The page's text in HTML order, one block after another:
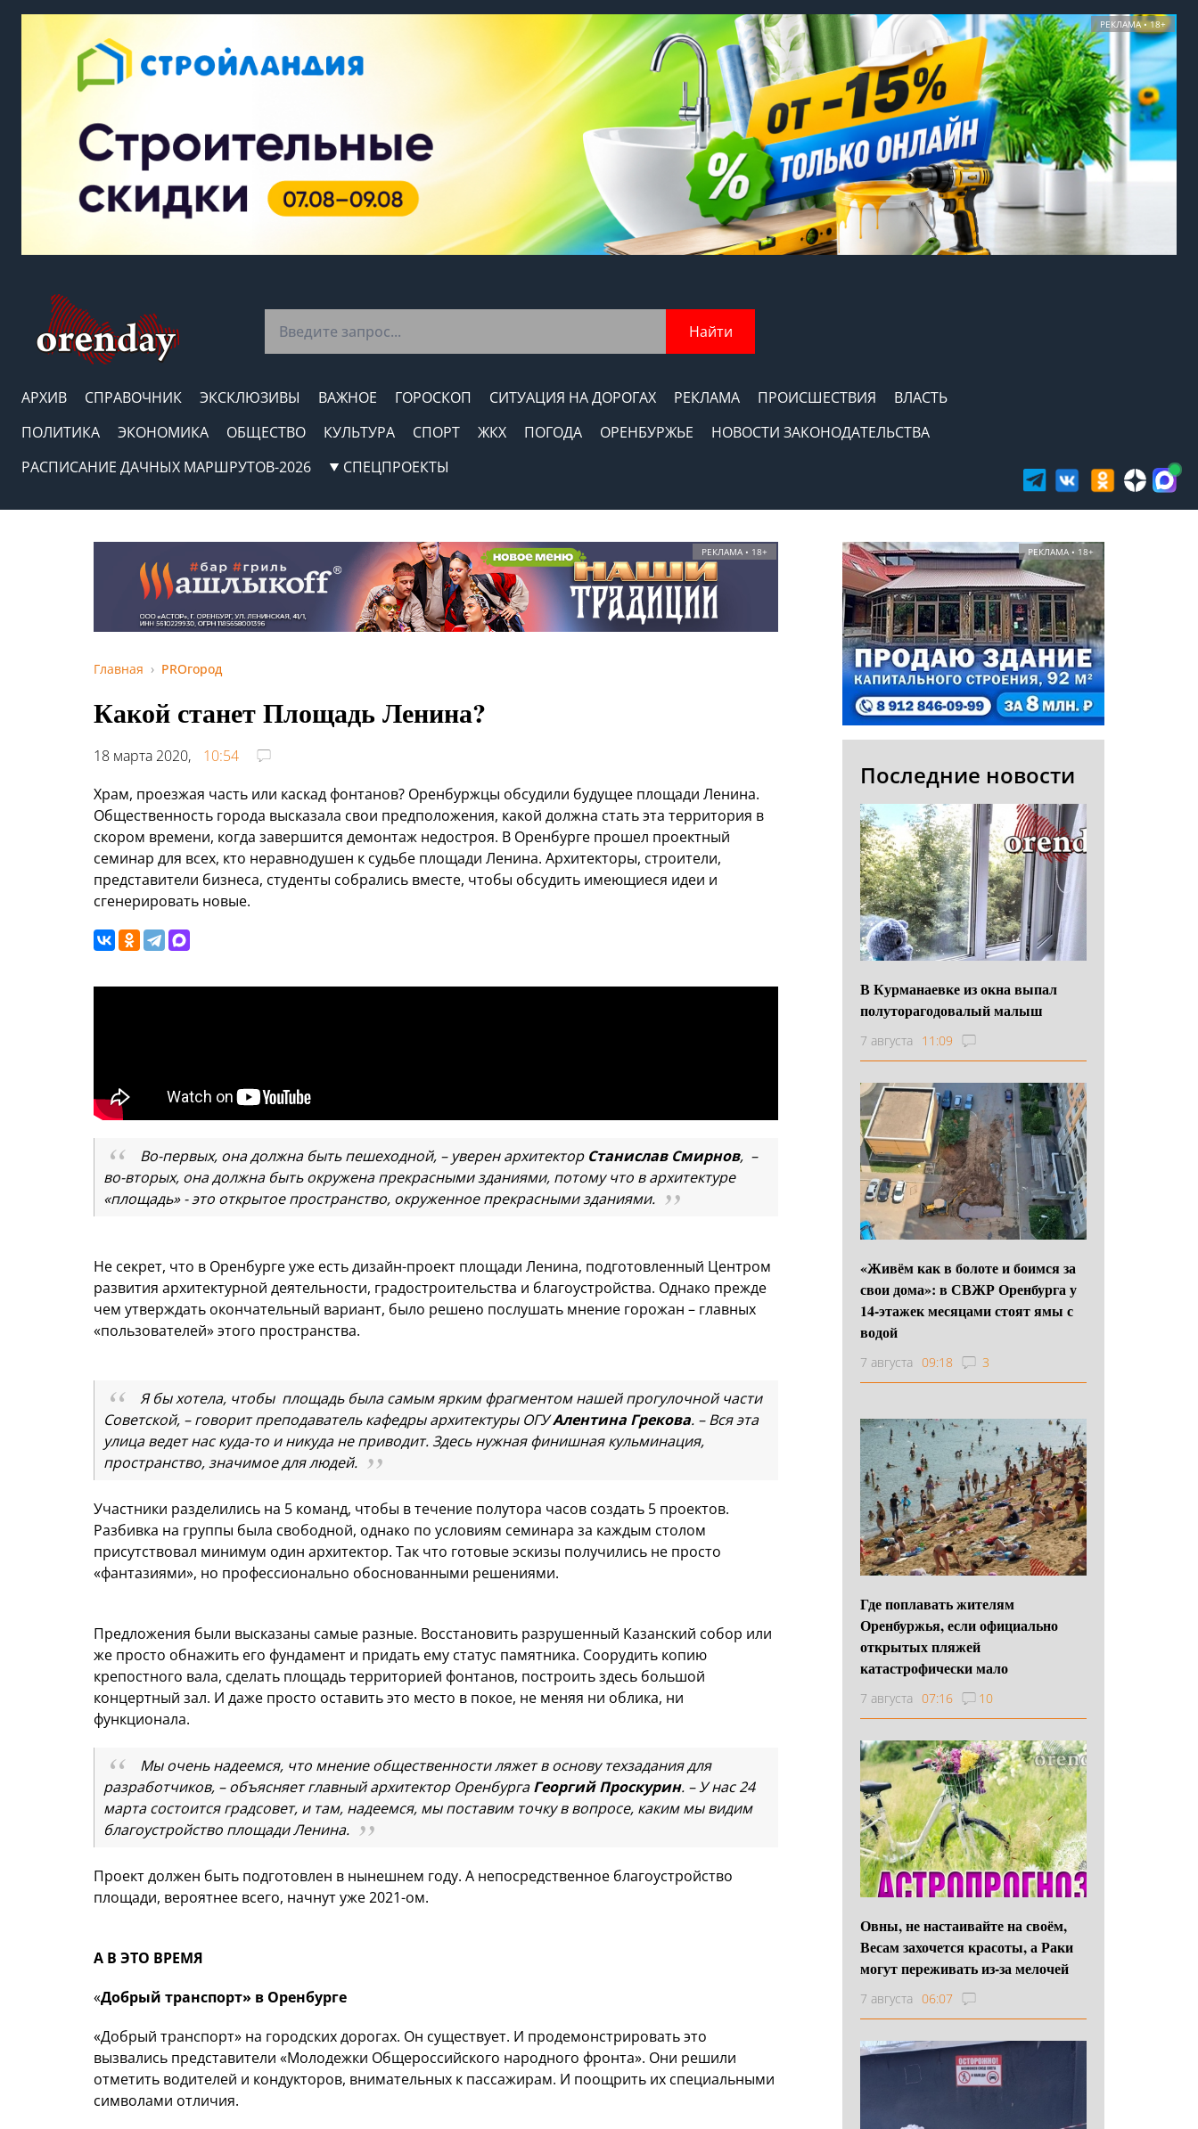
РЕКЛАМА • 18+
Найти
АРХИВ СПРАВОЧНИК ЭКСКЛЮЗИВЫ ВАЖНОЕ ГОРОСКОП СИТУАЦИЯ НА ДОРОГАХ РЕКЛАМА ПРОИСШЕСТВИЯ
ВЛАСТЬ
ПОЛИТИКА
ЭКОНОМИКА ОБЩЕСТВО КУЛЬТУРА СПОРТ ЖКХ ПОГОДА ОРЕНБУРЖЬЕ
НОВОСТИ ЗАКОНОДАТЕЛЬСТВА
РАСПИСАНИЕ ДАЧНЫХ МАРШРУТОВ-2026
СПЕЦПРОЕКТЫ
РЕКЛАМА • 18+
Главная PROгород
Какой станет Площадь Ленина?
18 марта 2020,
10:54
Храм, проезжая часть или каскад фонтанов? Оренбуржцы обсудили будущее площади Ленина.
Общественность города высказала свои предположения, какой должна стать эта территория в
скором времени, когда завершится демонтаж недостроя. В Оренбурге прошел проектный
семинар для всех, кто неравнодушен к судьбе площади Ленина. Архитекторы, строители,
представители бизнеса, студенты собрались вместе, чтобы обсудить имеющиеся идеи и
сгенерировать новые.
Во-первых, она должна быть пешеходной, – уверен архитектор Станислав Смирнов, –
во-вторых, она должна быть окружена прекрасными зданиями, потому что в архитектуре
«площадь» - это открытое пространство, окруженное прекрасными зданиями.
Не секрет, что в Оренбурге уже есть дизайн-проект площади Ленина, подготовленный Центром
развития архитектурной деятельности, градостроительства и благоустройства. Однако прежде
чем утверждать окончательный вариант, было решено послушать мнение горожан – главных
«пользователей» этого пространства.
Я бы хотела, чтобы площадь была самым ярким фрагментом нашей прогулочной части
Советской, – говорит преподаватель кафедры архитектуры ОГУАлентина Грекова. – Вся эта
улица ведет нас куда-то и никуда не приводит. Здесь нужная финишная кульминация,
пространство, значимое для людей.
Участники разделились на 5 команд, чтобы в течение полутора часов создать 5 проектов.
Разбивка на группы была свободной, однако по условиям семинара за каждым столом
присутствовал минимум один архитектор. Так что готовые эскизы получились не просто
«фантазиями», но профессионально обоснованными решениями.
Предложения были высказаны самые разные. Восстановить разрушенный Казанский собор или
же просто обнажить его фундамент и придать ему статус памятника. Соорудить копию
крепостного вала, сделать площадь территорией фонтанов, построить здесь большой
концертный зал. И даже просто оставить это место в покое, не меняя ни облика, ни
функционала.
Мы очень надеемся, что мнение общественности ляжет в основу техзадания для
разработчиков, – объясняет главный архитектор ОренбургаГеоргий Проскурин. – У нас 24
марта состоится градсовет, и там, надеемся, мы поставим точку в вопросе, каким мы видим
благоустройство площади Ленина.
Проект должен быть подготовлен в нынешнем году. А непосредственное благоустройство
площади, вероятнее всего, начнут уже 2021-ом.
А В ЭТО ВРЕМЯ
«Добрый транспорт» в Оренбурге
«Добрый транспорт» на городских дорогах. Он существует. И продемонстрировать это
вызвались представители «Молодежки Общероссийского народного фронта». Они решили
отметить водителей и кондукторов, внимательных к пассажирам. И поощрить их специальными
символами отличия.
РЕКЛАМА • 18+
Последние новости
В Курманаевке из окна выпал
полуторагодовалый малыш
7 августа 11:09
«Живём как в болоте и боимся за
свои дома»: в СВЖР Оренбурга у
14-этажек месяцами стоят ямы с
водой
7 августа 09:18 3
Где поплавать жителям
Оренбуржья, если официально
открытых пляжей
катастрофически мало
7 августа 07:16 10
Овны, не настаивайте на своём,
Весам захочется красоты, а Раки
могут переживать из-за мелочей
7 августа 06:07